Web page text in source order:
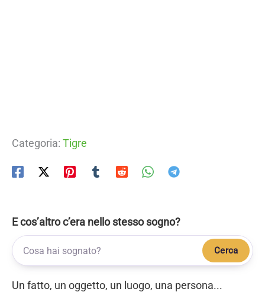
Categoria: Tigre
E cos’altro c’era nello stesso sogno?
Cerca
Un fatto, un oggetto, un luogo, una persona...